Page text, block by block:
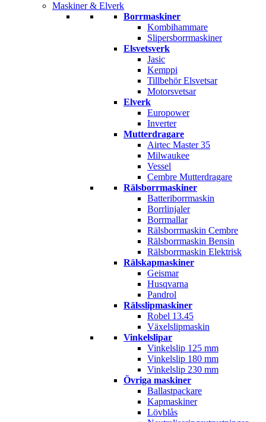
Maskiner & Elverk
Borrmaskiner
Kombihammare
Slipersborrmaskiner
Elsvetsverk
Jasic
Kemppi
Tillbehör Elsvetsar
Motorsvetsar
Elverk
Europower
Inverter
Mutterdragare
Airtec Master 35
Milwaukee
Vessel
Cembre Mutterdragare
Rälsborrmaskiner
Batteriborrmaskin
Borrlinjaler
Borrmallar
Rälsborrmaskin Cembre
Rälsborrmaskin Bensin
Rälsborrmaskin Elektrisk
Rälskapmaskiner
Geismar
Husqvarna
Pandrol
Rälsslipmaskiner
Robel 13.45
Växelslipmaskin
Vinkelslipar
Vinkelslip 125 mm
Vinkelslip 180 mm
Vinkelslip 230 mm
Övriga maskiner
Ballastpackare
Kapmaskiner
Lövblås